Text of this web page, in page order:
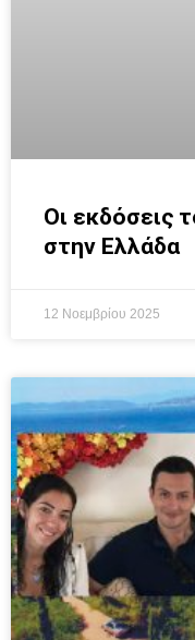
Οι εκδόσεις
στην Ελλάδα
12 Νοεμβρίου 2025